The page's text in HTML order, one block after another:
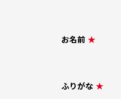
お名前 ★
ふりがな ★